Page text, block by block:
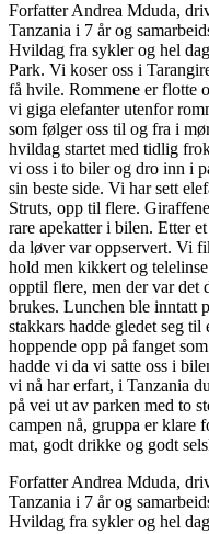
Forfatter Andrea Mduda,
Tanzania i 7 år og
Hvildag fra sykler og hel
Park. Vi koser oss i
få hvile. Rommene er flotte
vi giga elefanter utenfor
som følger oss til og fra i
hvildag startet med tidlig
vi oss i to biler og dro inn i
sin beste side. Vi har sett
Struts, opp til flere.
rare apekatter i bilen. Etter
da løver var oppservert. Vi
hold men kikkert og
opptil flere, men der var det
brukes. Lunchen ble inntatt
stakkars hadde gledet seg
hoppende opp på fanget
hadde vi da vi satte oss i
vi nå har erfart, i Tanzania
på vei ut av parken med to
campen nå, gruppa er klare
mat, godt drikke og godt
Forfatter Andrea Mduda,
Tanzania i 7 år og
Hvildag fra sykler og hel